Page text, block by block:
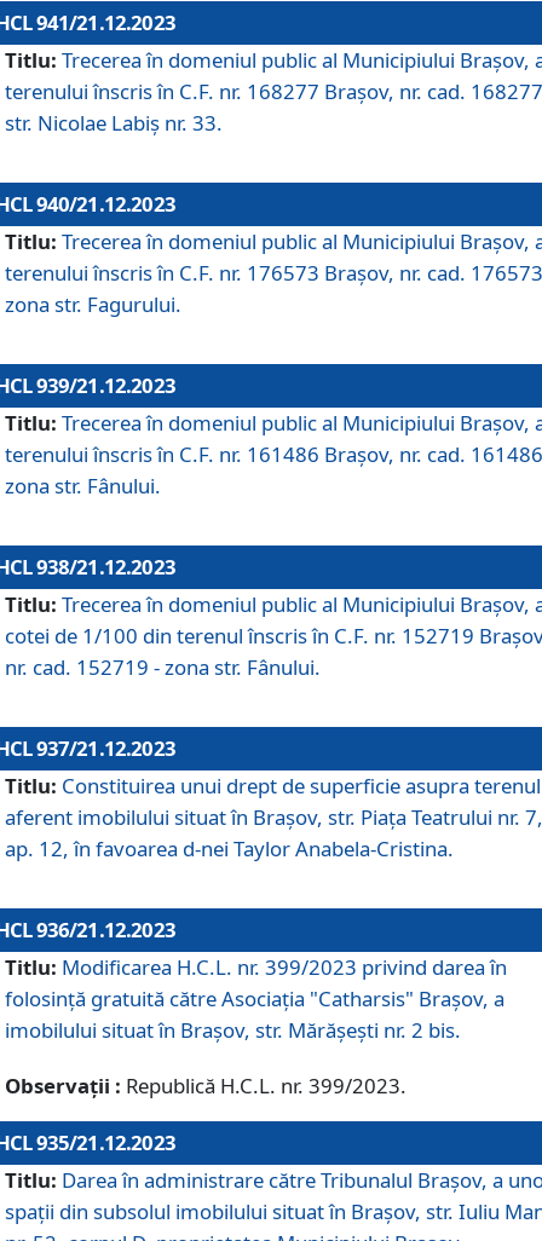
941/21.12.2023
Titlu: Trecerea în domeniul public al Municipiului Braşov,
terenului înscris în C.F. nr. 168277 Brașov, nr. cad.
str. Nicolae Labiș nr. 33.
940/21.12.2023
Titlu: Trecerea în domeniul public al Municipiului Braşov,
terenului înscris în C.F. nr. 176573 Brașov, nr. cad.
zona str. Fagurului.
939/21.12.2023
Titlu: Trecerea în domeniul public al Municipiului Braşov,
terenului înscris în C.F. nr. 161486 Brașov, nr. cad.
zona str. Fânului.
938/21.12.2023
Titlu: Trecerea în domeniul public al Municipiului Braşov,
cotei de 1/100 din terenul înscris în C.F. nr. 152719
nr. cad. 152719 - zona str. Fânului.
937/21.12.2023
Titlu: Constituirea unui drept de superficie asupra
aferent imobilului situat în Brașov, str. Piața Teatrului nr. 7,
ap. 12, în favoarea d-nei Taylor Anabela-Cristina.
936/21.12.2023
Titlu: Modificarea H.C.L. nr. 399/2023 privind darea în
folosinţă gratuită către Asociaţia "Catharsis" Brașov, a
imobilului situat în Braşov, str. Mărăşeşti nr. 2 bis.
Observații : Republică H.C.L. nr. 399/2023.
935/21.12.2023
Titlu: Darea în administrare către Tribunalul Brașov, a
spații din subsolul imobilului situat în Brașov, str. Iuliu